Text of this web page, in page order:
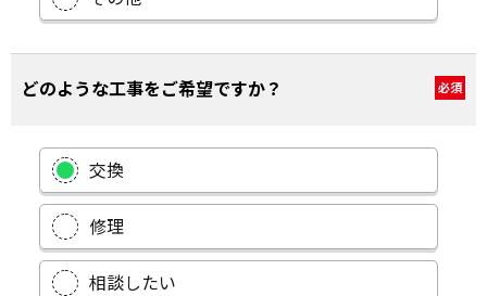
どのような工事をご希望ですか？ 必須
交換
修理
相談したい